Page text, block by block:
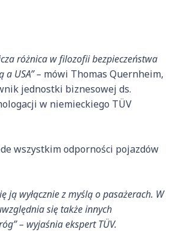
różnica w filozofii bezpieczeństwa
USA” – mówi Thomas Quernheim,
jednostki biznesowej ds.
w niemieckiego TÜV
wszystkim odporności pojazdów
ją wyłącznie z myślą o pasażerach. W
się także innych
– wyjaśnia ekspert TÜV.